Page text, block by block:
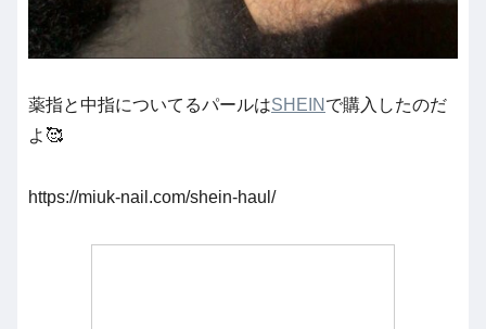
薬指と中指についてるパールはSHEIN で購入したのだ
よ🥰
https://miuk-nail.com/shein-haul/